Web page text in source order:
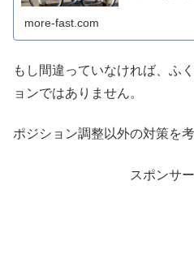
more-fast.com
もし間違っていなければ、ふ
ョンではありません。
ポジション調整以外の対策を
スポンサ